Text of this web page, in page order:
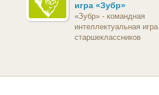
игра «Зубр»
«Зубр» - командная
интеллектуальная
старшеклассников